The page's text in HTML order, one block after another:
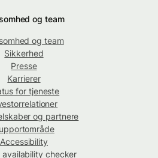
og team
og team
Sikkerhed
Presse
Karrierer
for tjeneste
og partnere
Accessibility
availability checker